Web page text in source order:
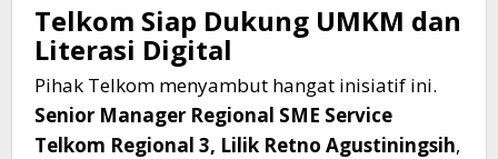
​Telkom Siap Dukung UMKM dan
Literasi Digital
​Pihak Telkom menyambut hangat inisiatif ini.
Senior Manager Regional SME Service
Telkom Regional 3, Lilik Retno Agustiningsih,